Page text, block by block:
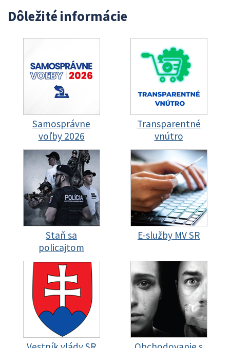
Dôležité informácie
Samosprávne
voľby 2026
Transparentné
vnútro
Staň sa
policajtom
E-služby MV SR